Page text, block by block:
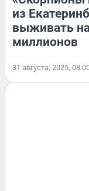
из
выживать
миллионов
31 августа, 2025,